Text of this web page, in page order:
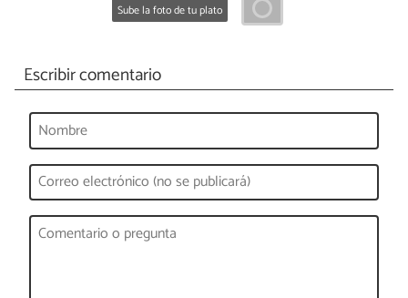
Sube la foto de tu plato
Escribir comentario